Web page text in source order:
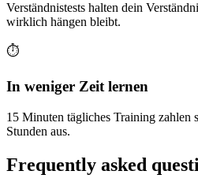
Verständnistests halten dein
wirklich hängen bleibt.
⏱️
In weniger Zeit lernen
15 Minuten tägliches Training zahlen
Stunden aus.
Frequently asked